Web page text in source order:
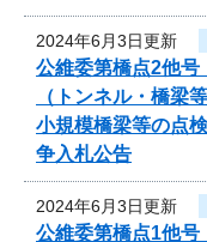
2024年6月3日更新
公維委第橋点2他
（トンネル・橋梁
小規模橋梁等の点
争入札公告
2024年6月3日更新
公維委第橋点1他